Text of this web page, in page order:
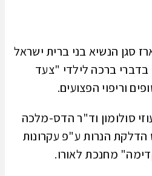
סגן הנשיא בני ברית ישראל
בדברי ברכה לילדי "צעד
וריפוי הפצועים.
סולומון וד"ר הדס-מלכה
הנרות ע"פ עקרונות
מחנכת לאורו.